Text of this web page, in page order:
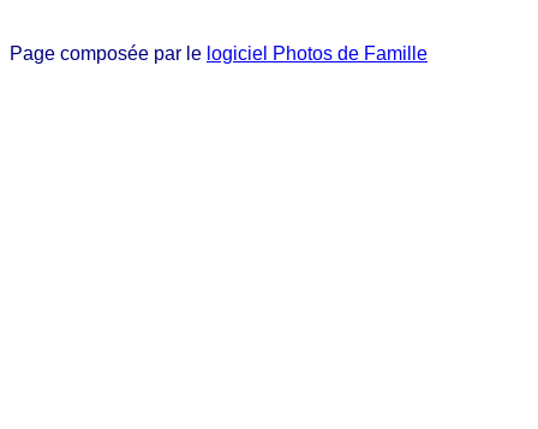
Page composée par le logiciel Photos de Famille